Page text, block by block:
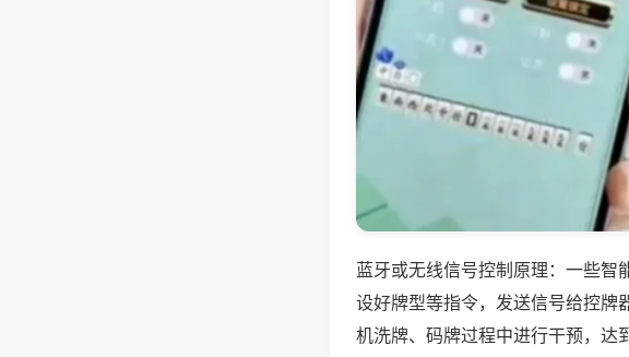
蓝牙或无线信号控制原理：一些智
设好牌型等指令，发送信号给控牌
机洗牌、码牌过程中进行干预，达